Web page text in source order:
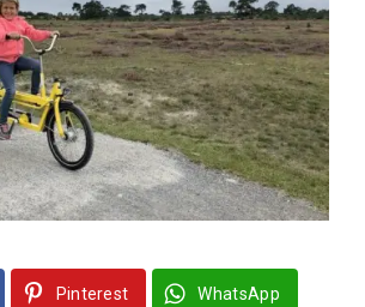
Pinterest WhatsApp